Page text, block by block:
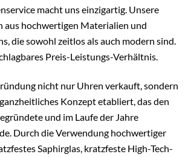
macht uns einzigartig. Unsere
aus hochwertigen Materialien und
die sowohl zeitlos als auch modern sind.
Preis-Leistungs-Verhältnis.
nicht nur Uhren verkauft, sondern
Konzept etabliert, das den
und im Laufe der Jahre
Durch die Verwendung hochwertiger
Saphirglas, kratzfeste High-Tech-